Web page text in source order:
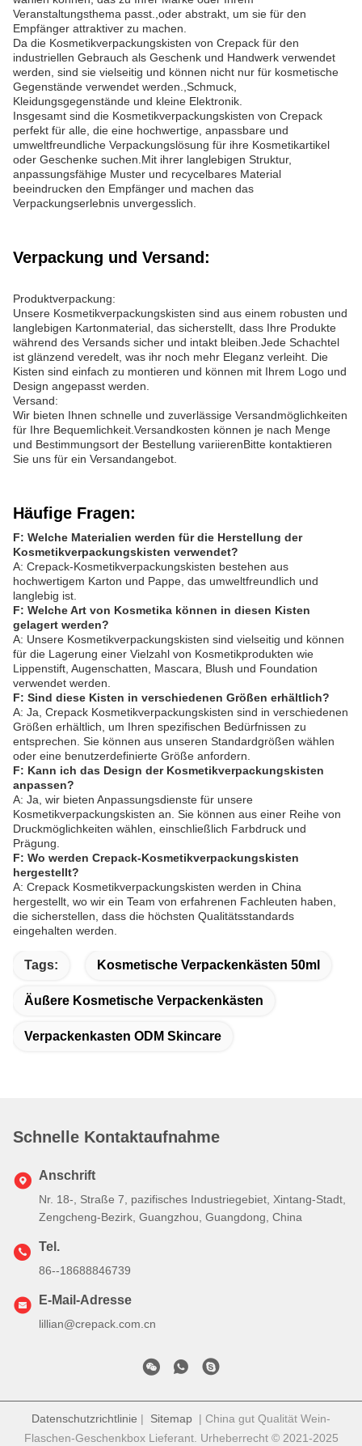
Veranstaltungsthema passt.,oder abstrakt, um sie für den
Empfänger attraktiver zu machen.
Da die Kosmetikverpackungskisten von Crepack für den
industriellen Gebrauch als Geschenk und Handwerk verwendet
werden, sind sie vielseitig und können nicht nur für kosmetische
Gegenstände verwendet werden.,Schmuck,
Kleidungsgegenstände und kleine Elektronik.
Insgesamt sind die Kosmetikverpackungskisten von Crepack
perfekt für alle, die eine hochwertige, anpassbare und
umweltfreundliche Verpackungslösung für ihre Kosmetikartikel
oder Geschenke suchen.Mit ihrer langlebigen Struktur,
anpassungsfähige Muster und recycelbares Material
beeindrucken den Empfänger und machen das
Verpackungserlebnis unvergesslich.
Verpackung und Versand:
Produktverpackung:
Unsere Kosmetikverpackungskisten sind aus einem robusten und
langlebigen Kartonmaterial, das sicherstellt, dass Ihre Produkte
während des Versands sicher und intakt bleiben.Jede Schachtel
ist glänzend veredelt, was ihr noch mehr Eleganz verleiht. Die
Kisten sind einfach zu montieren und können mit Ihrem Logo und
Design angepasst werden.
Versand:
Wir bieten Ihnen schnelle und zuverlässige Versandmöglichkeiten
für Ihre Bequemlichkeit.Versandkosten können je nach Menge
und Bestimmungsort der Bestellung variierenBitte kontaktieren
Sie uns für ein Versandangebot.
Häufige Fragen:
F: Welche Materialien werden für die Herstellung der
Kosmetikverpackungskisten verwendet?
A: Crepack-Kosmetikverpackungskisten bestehen aus
hochwertigem Karton und Pappe, das umweltfreundlich und
langlebig ist.
F: Welche Art von Kosmetika können in diesen Kisten
gelagert werden?
A: Unsere Kosmetikverpackungskisten sind vielseitig und können
für die Lagerung einer Vielzahl von Kosmetikprodukten wie
Lippenstift, Augenschatten, Mascara, Blush und Foundation
verwendet werden.
F: Sind diese Kisten in verschiedenen Größen erhältlich?
A: Ja, Crepack Kosmetikverpackungskisten sind in verschiedenen
Größen erhältlich, um Ihren spezifischen Bedürfnissen zu
entsprechen. Sie können aus unseren Standardgrößen wählen
oder eine benutzerdefinierte Größe anfordern.
F: Kann ich das Design der Kosmetikverpackungskisten
anpassen?
A: Ja, wir bieten Anpassungsdienste für unsere
Kosmetikverpackungskisten an. Sie können aus einer Reihe von
Druckmöglichkeiten wählen, einschließlich Farbdruck und
Prägung.
F: Wo werden Crepack-Kosmetikverpackungskisten
hergestellt?
A: Crepack Kosmetikverpackungskisten werden in China
hergestellt, wo wir ein Team von erfahrenen Fachleuten haben,
die sicherstellen, dass die höchsten Qualitätsstandards
eingehalten werden.
Tags: Kosmetische Verpackenkästen 50ml
Äußere Kosmetische Verpackenkästen
Verpackenkasten ODM Skincare
Schnelle Kontaktaufnahme
Anschrift
Nr. 18-, Straße 7, pazifisches Industriegebiet, Xintang-Stadt,
Zengcheng-Bezirk, Guangzhou, Guangdong, China
Tel.
86--18688846739
E-Mail-Adresse
lillian@crepack.com.cn
Datenschutzrichtlinie | Sitemap | China gut Qualität Wein-
Flaschen-Geschenkbox Lieferant. Urheberrecht © 2021-2025